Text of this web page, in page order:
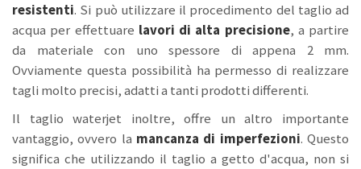
resistenti. Si può utilizzare il procedimento del taglio ad
acqua per effettuare lavori di alta precisione, a partire
da materiale con uno spessore di appena 2 mm.
Ovviamente questa possibilità ha permesso di realizzare
tagli molto precisi, adatti a tanti prodotti differenti.
Il taglio waterjet inoltre, offre un altro importante
vantaggio, ovvero la mancanza di imperfezioni. Questo
significa che utilizzando il taglio a getto d'acqua, non si